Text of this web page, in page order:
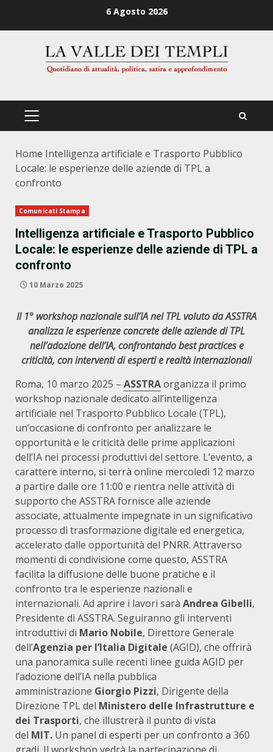
6 Agosto 2026
PRIMÄRES
Home Intelligenza artificiale e Trasporto Pubblico
Locale: le esperienze delle aziende di TPL a
confronto
Comunicati Stampa
Intelligenza artificiale e Trasporto Pubblico
Locale: le esperienze delle aziende di TPL a
confronto
10 Marzo 2025
Il 1° workshop nazionale sull’IA nel TPL voluto da ASSTRA
analizza le esperienze concrete delle aziende di TPL
nell’adozione dell’IA, confrontando best practices e
criticità, con interventi di esperti e realtà internazionali
Roma, 10 marzo 2025 – ASSTRAorganizza il primo
workshop nazionale dedicato all’intelligenza
artificiale nel Trasporto Pubblico Locale (TPL),
un’occasione di confronto per analizzare le
opportunità e le criticità delle prime applicazioni
dell’IA nei processi produttivi del settore. L’evento, a
carattere interno, si terrà online mercoledì 12 marzo
a partire dalle ore 11:00 e rientra nelle attività di
supporto che ASSTRA fornisce alle aziende
associate, attualmente impegnate in un significativo
processo di trasformazione digitale ed energetica,
accelerato dalle opportunità del PNRR. Attraverso
momenti di condivisione come questo, ASSTRA
facilita la diffusione delle buone pratiche e il
confronto tra le esperienze nazionali e
internazionali. Ad aprire i lavori sarà Andrea Gibelli,
Presidente di ASSTRA. Seguiranno gli interventi
introduttivi di Mario Nobile, Direttore Generale
dell’Agenzia per l’Italia Digitale (AGID), che offrirà
una panoramica sulle recenti linee guida AGID per
l’adozione dell’IA nella pubblica
amministrazione Giorgio Pizzi, Dirigente della
Direzione TPL del Ministero delle Infrastrutture e
dei Trasporti, che illustrerà il punto di vista
del MIT. Un panel di esperti per un confronto a 360